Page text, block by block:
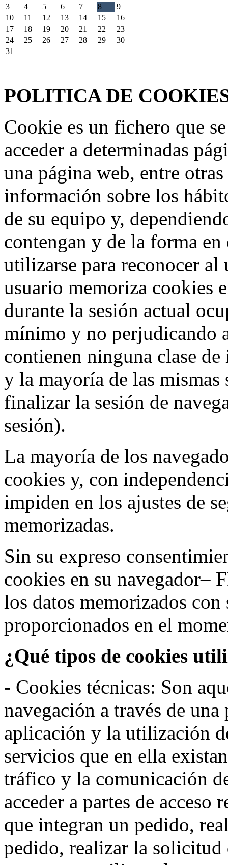
3
4 5 6 7 8
9
10
11 12 13 14 15
16
17
18 19 20 21 22
23
24
25 26 27 28 29
30
31
POLITICA DE
Cookie es un fichero que
acceder a determinadas
una página web, entre
información sobre los
de su equipo y,
contengan y de la forma
utilizarse para reconocer
usuario memoriza cookies
durante la sesión actual
mínimo y no perjudicando
contienen ninguna clase
y la mayoría de las
finalizar la sesión de
sesión).
La mayoría de los
cookies y, con
impiden en los ajustes de
memorizadas.
Sin su expreso
cookies en su navegador–
los datos memorizados con
proporcionados en el
¿Qué tipos de cookies
- Cookies técnicas: Son
navegación a través de
aplicación y la utilización
servicios que en ella
tráfico y la comunicación
acceder a partes de
que integran un pedido,
pedido, realizar la